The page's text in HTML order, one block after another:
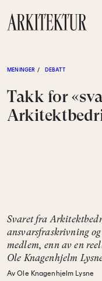
MENINGER / DEBATT
Takk for
Svaret fra
ansvarsfraskrivning
medlem, enn av en
Ole Knagenhjelm
Av Ole Knagenhjelm Lysne